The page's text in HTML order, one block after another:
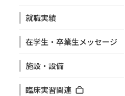
就職実績
在学生・卒業生メッセージ
施設・設備
臨床実習関連